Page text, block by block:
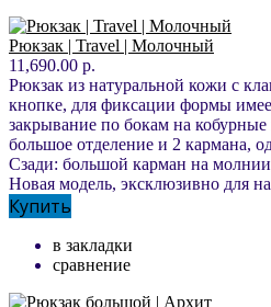
Рюкзак | Travel | Молочный
11,690.00 р.
Рюкзак из натуральной кожи с
кнопке, для фиксации формы
закрывание по бокам на
большое отделение и 2 кармана,
Сзади: большой карман на
Новая модель, эксклюзивно для
Купить
в закладки
сравнение